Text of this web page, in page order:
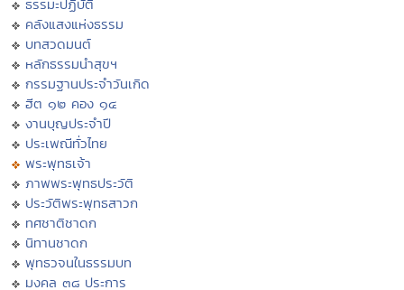
ธรรมะปฏิบัติ
คลังแสงแห่งธรรม
บทสวดมนต์
หลักธรรมนำสุขฯ
กรรมฐานประจำวันเกิด
ฮีต ๑๒ คอง ๑๔
งานบุญประจำปี
ประเพณีทั่วไทย
พระพุทธเจ้า
ภาพพระพุทธประวัติ
ประวัติพระพุทธสาวก
ทศชาติชาดก
นิทานชาดก
พุทธวจนในธรรมบท
มงคล ๓๘ ประการ